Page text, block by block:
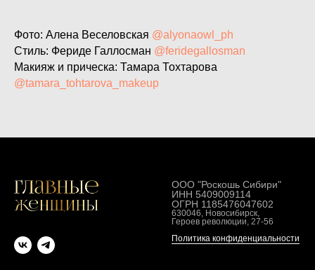
Фото: Алена Веселовская @alyonaowl_ph
Стиль: Фериде Галлосман @feridegallosman
Макияж и прическа: Тамара Тохтарова
@tamara_tohtarova_makeup
ООО "Роскошь Сибири"
ИНН 5409009114
ОГРН 1185476047602
630046, Новосибирск,
Героев революции, 27-56
Политика конфиденциальности